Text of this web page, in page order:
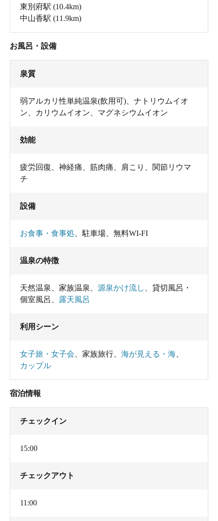
東別府駅 (10.4km)
中山香駅 (11.9km)
お風呂・設備
泉質
弱アルカリ性単純温泉(飲用可)、ナトリウムイオ
ン、カリウムイオン、マグネシウムイオン
効能
疲労回復、神経痛、筋肉痛、肩こり、関節リウマ
チ
設備
お食事・食事処 駐車場 無料WI-FI
温泉の特徴
天然温泉 家族温泉 源泉かけ流し
貸切風呂・
個室風呂
露天風呂
利用シーン
女子旅・女子会 家族旅行 海が見える・海
カップル
宿泊情報
チェックイン
15:00
チェックアウト
11:00